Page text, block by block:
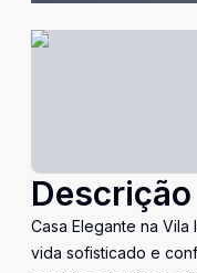
Descrição
Casa Elegante na
vida sofisticado e